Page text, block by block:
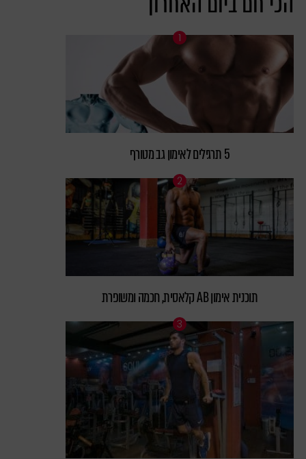
5 תרגילים לאימון גב מטורף
תוכנית אימון AB קלאסית, חכמה ומשופרת